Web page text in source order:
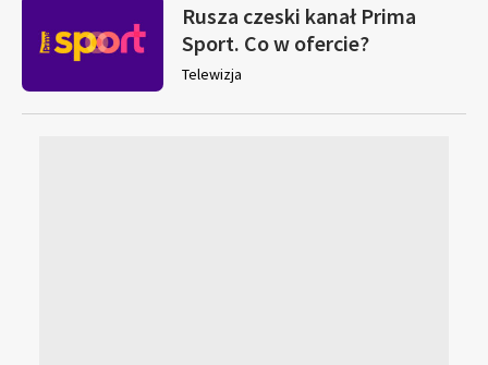
Rusza czeski kanał Prima
Sport. Co w ofercie?
Telewizja